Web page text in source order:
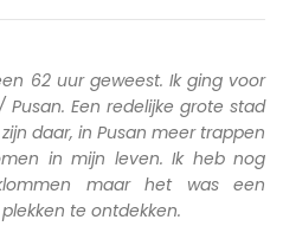
62 uur geweest. Ik ging voor
Een redelijke grote stad
daar, in Pusan meer trappen
in mijn leven. Ik heb nog
maar het was een
te ontdekken.